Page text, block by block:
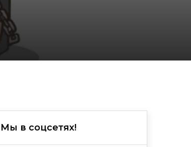
Мы в соцсетях!